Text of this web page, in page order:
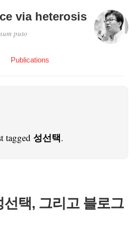
via heterosis
puto
Publications
tagged 성선택.
선택, 그리고 블로그